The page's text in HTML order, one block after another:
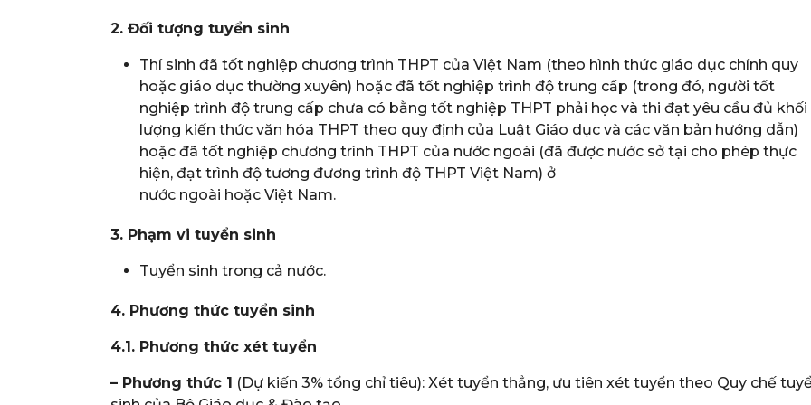
2. Đối tượng tuyển sinh
Thí sinh đã tốt nghiệp chương trình THPT của Việt Nam (theo hình thức giáo dục chính quy
hoặc giáo dục thường xuyên) hoặc đã tốt nghiệp trình độ trung cấp (trong đó, người tốt
nghiệp trình độ trung cấp chưa có bằng tốt nghiệp THPT phải học và thi đạt yêu cầu đủ khối
lượng kiến thức văn hóa THPT theo quy định của Luật Giáo dục và các văn bản hướng dẫn)
hoặc đã tốt nghiệp chương trình THPT của nước ngoài (đã được nước sở tại cho phép thực
hiện, đạt trình độ tương đương trình độ THPT Việt Nam) ở
nước ngoài hoặc Việt Nam.
3. Phạm vi tuyển sinh
Tuyển sinh trong cả nước.
4. Phương thức tuyển sinh
4.1. Phương thức xét tuyển
– Phương thức 1 (Dự kiến 3% tổng chỉ tiêu): Xét tuyển thẳng, ưu tiên xét tuyển theo Quy chế